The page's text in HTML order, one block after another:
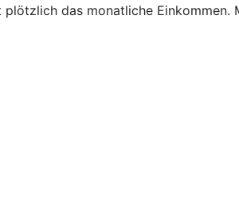
das monatliche Einkommen.